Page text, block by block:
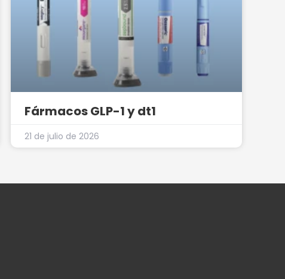
Fármacos GLP-1 y dt1
21 de julio de 2026